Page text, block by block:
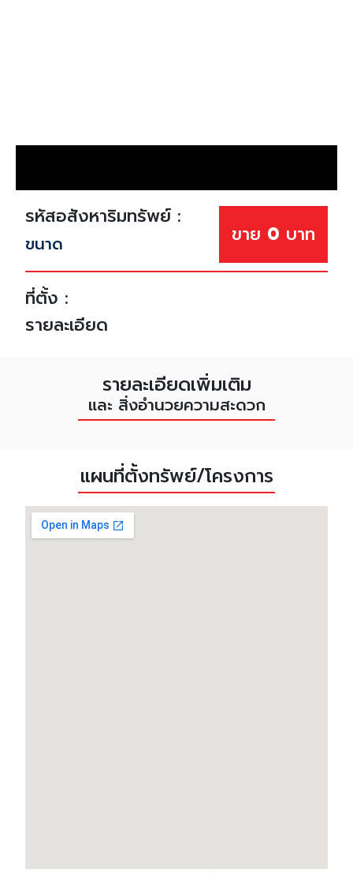
รหัสอสังหาริมทรัพย์ :
ขนาด ขาย 0 บาท
ที่ตั้ง :
รายละเอียด
รายละเอียดเพิ่มเติม
และ สิ่งอำนวยความสะดวก
แผนที่ตั้งทรัพย์/โครงการ